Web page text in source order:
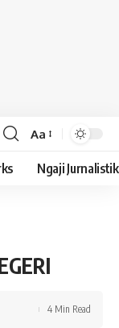
Font
Resizer
Aa
Ngaji Jurnalistik
4 Min Read